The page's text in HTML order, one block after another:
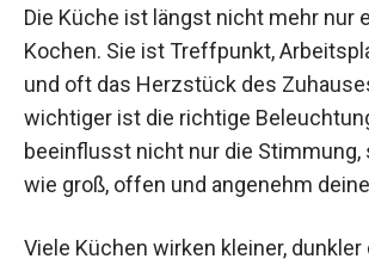
Die Küche ist längst nicht mehr nur
Kochen. Sie ist Treffpunkt,
und oft das Herzstück des
wichtiger ist die richtige
beeinflusst nicht nur die Stimmung,
wie groß, offen und angenehm
Viele Küchen wirken kleiner, dunkler